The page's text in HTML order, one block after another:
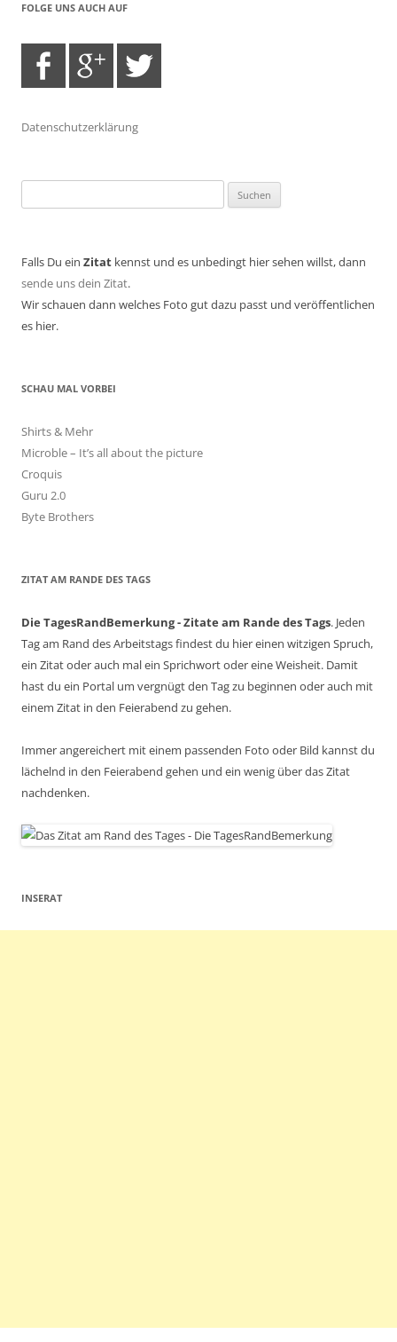
FOLGE UNS AUCH AUF
Datenschutzerklärung
nach:
Falls Du ein Zitat kennst und es unbedingt hier sehen willst, dann
sende uns dein Zitat.
Wir schauen dann welches Foto gut dazu passt und veröffentlichen
es hier.
SCHAU MAL VORBEI
Shirts & Mehr
Microble – It’s all about the picture
Croquis
Guru 2.0
Byte Brothers
ZITAT AM RANDE DES TAGS
Die TagesRandBemerkung - Zitate am Rande des Tags. Jeden
Tag am Rand des Arbeitstags findest du hier einen witzigen Spruch,
ein Zitat oder auch mal ein Sprichwort oder eine Weisheit. Damit
hast du ein Portal um vergnügt den Tag zu beginnen oder auch mit
einem Zitat in den Feierabend zu gehen.
Immer angereichert mit einem passenden Foto oder Bild kannst du
lächelnd in den Feierabend gehen und ein wenig über das Zitat
nachdenken.
INSERAT